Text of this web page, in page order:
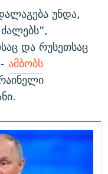
უნდა,
და რუსეთსაც
ამბობს